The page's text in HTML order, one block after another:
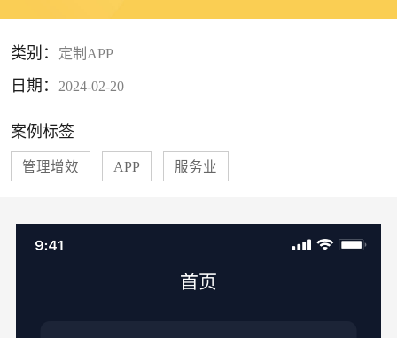
类别： 定制APP
日期： 2024-02-20
案例标签
管理增效 APP 服务业